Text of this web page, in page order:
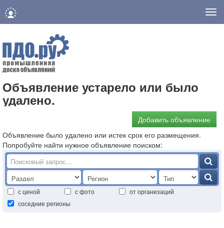
Объявление устарело или было
удалено.
Добавить объявление
Объявление было удалено или истек срок его размещения.
Попробуйте найти нужное объявление поиском:
с ценой с фото
от организаций
соседние регионы